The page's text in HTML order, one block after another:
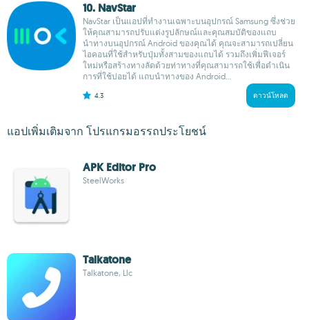
10. NavStar
NavStar เป็นแอปที่ทำงานเฉพาะบนอุปกรณ์ Samsung ซึ่งช่วย
ให้คุณสามารถปรับแต่งรูปลักษณ์และคุณสมบัติของแถบ
นำทางบนอุปกรณ์ Android ของคุณได้ คุณจะสามารถเปลี่ยน
ไอคอนที่ใช้สำหรับปุ่มทั้งสามของแถบได้ รวมถึงเพิ่มฟีเจอร์
ใหม่หรือสร้างทางลัดด้วยท่าทางที่คุณสามารถใช้เพื่อดำเนิน
การที่ใช้บ่อยได้ แถบนำทางของ Android...
4.3 ดาวน์โหลด
แอปเพิ่มเติมจาก โปรแกรมอรรถประโยชน์
APK Editor Pro
SteelWorks
Talkatone
Talkatone, Llc